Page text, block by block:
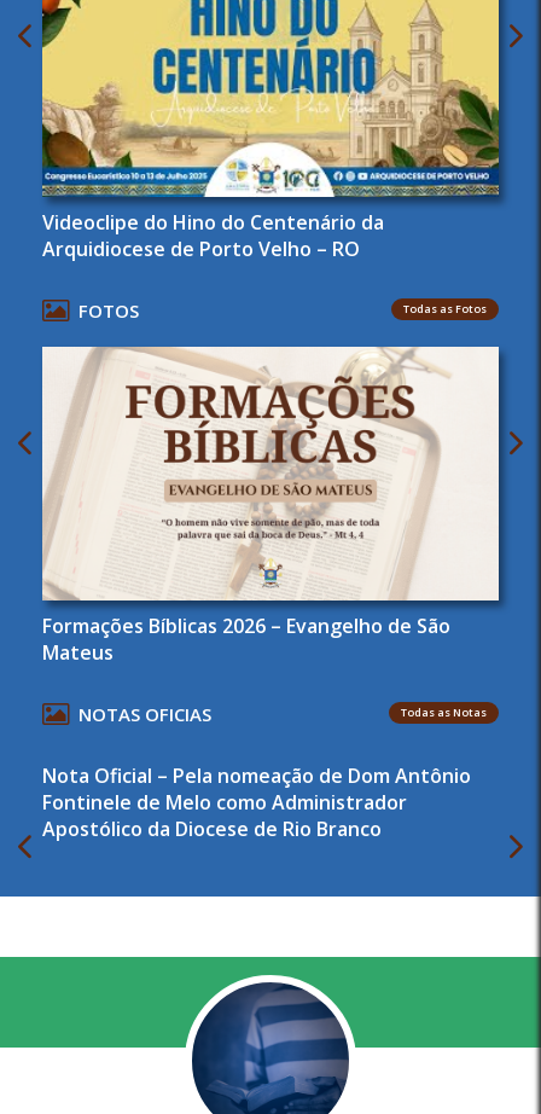
Videoclipe do Hino do Centenário da
Arquidiocese de Porto Velho – RO
FOTOS Todas as Fotos
Formações Bíblicas 2026 – Evangelho de São
Mateus
NOTAS OFICIAS Todas as Notas
Nota Oficial – Pela nomeação de Dom Antônio
Fontinele de Melo como Administrador
Apostólico da Diocese de Rio Branco